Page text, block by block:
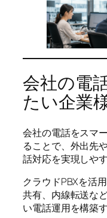
会社の電
たい企業
会社の電話をスマ
ることで、外出先
話対応を実現しや
クラウドPBXを活
共有、内線転送な
い電話運用を構築